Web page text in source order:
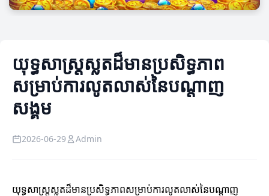
យុទ្ធសាស្ត្រស្លតដ៏មានប្រសិទ្ធភាព
សម្រាប់ការលូតលាស់នៃបណ្តាញ
សង្គម
2026-06-29 Admin
យុទ្ធសាស្ត្រស្លតដ៏មានប្រសិទ្ធភាពសម្រាប់ការលូតលាស់នៃបណ្តាញ